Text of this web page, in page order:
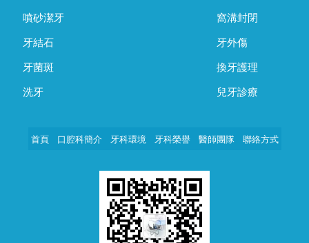
噴砂潔牙
牙結石
牙菌斑
洗牙
窩溝封閉
牙外傷
換牙護理
兒牙診療
首頁 口腔科簡介 牙科環境 牙科榮譽 醫師團隊 聯絡方式